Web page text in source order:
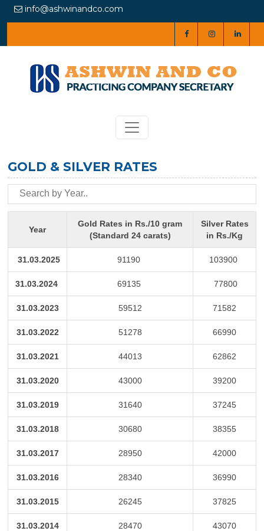
info@ashwinandco.com
GOLD & SILVER RATES
Year
Gold Rates in Rs./10 gram
(Standard 24 carats)
Silver Rates
in Rs./Kg
31.03.2025 91190 103900
31.03.2024 69135 77800
31.03.2023 59512 71582
31.03.2022 51278 66990
31.03.2021 44013 62862
31.03.2020 43000 39200
31.03.2019 31640 37245
31.03.2018 30680 38355
31.03.2017 28950 42000
31.03.2016 28340 36990
31.03.2015 26245 37825
31.03.2014 28470 43070